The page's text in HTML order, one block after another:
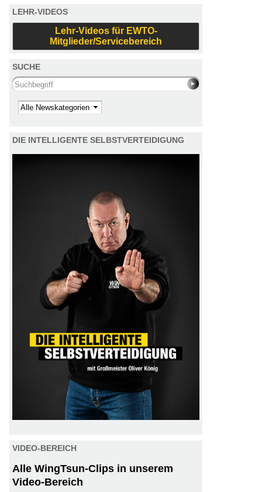
LEHR-VIDEOS
Lehr-Videos für EWTO-
Mitglieder/Servicebereich
SUCHE
Search this site
Kategorie
DIE INTELLIGENTE SELBSTVERTEIDIGUNG
VIDEO-BEREICH
Alle WingTsun-Clips in unserem
Video-Bereich